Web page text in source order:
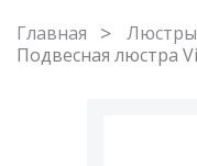
Главная
Люстры
Подвесная люстра